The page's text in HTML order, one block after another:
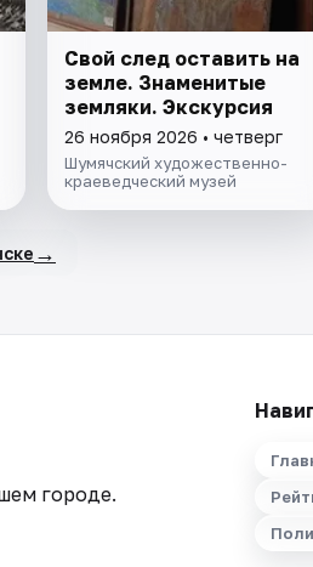
Свой след оставить на
земле. Знаменитые
земляки. Экскурсия
26 ноября 2026 • четверг
Шумячский художественно-
краеведческий музей
→
городе.